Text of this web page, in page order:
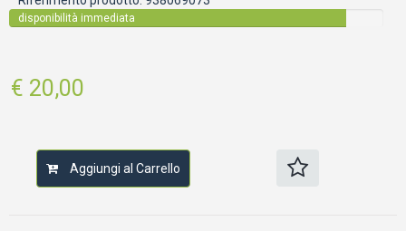
disponibilità immediata
€ 20,00
Aggiungi al Carrello